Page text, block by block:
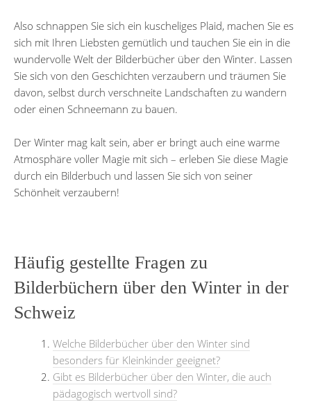
Also schnappen Sie sich ein kuscheliges Plaid, machen Sie es
sich mit Ihren Liebsten gemütlich und tauchen Sie ein in die
wundervolle Welt der Bilderbücher über den Winter. Lassen
Sie sich von den Geschichten verzaubern und träumen Sie
davon, selbst durch verschneite Landschaften zu wandern
oder einen Schneemann zu bauen.
Der Winter mag kalt sein, aber er bringt auch eine warme
Atmosphäre voller Magie mit sich – erleben Sie diese Magie
durch ein Bilderbuch und lassen Sie sich von seiner
Schönheit verzaubern!
Häufig gestellte Fragen zu
Bilderbüchern über den Winter in der
Schweiz
Welche Bilderbücher über den Winter sind
besonders für Kleinkinder geeignet?
Gibt es Bilderbücher über den Winter, die auch
pädagogisch wertvoll sind?